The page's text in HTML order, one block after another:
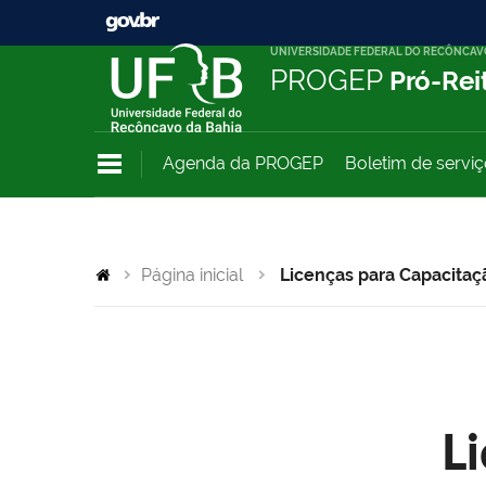
UNIVERSIDADE FEDERAL DO
PROGEP Pró-
Agenda da PROGEP Boletim de
Página inicial Licenças para